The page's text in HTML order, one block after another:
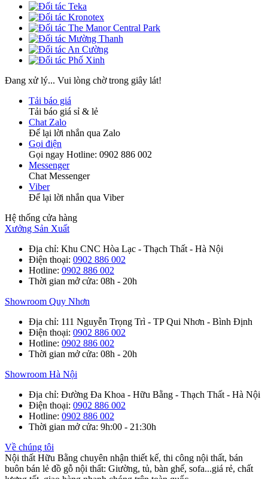
Đang xử lý... Vui lòng chờ trong giây lát!
Tải báo giá
Tải báo giá sỉ & lẻ
Chat Zalo
Để lại lời nhắn qua Zalo
Gọi điện
Gọi ngay Hotline: 0902 886 002
Messenger
Chat Messenger
Viber
Để lại lời nhắn qua Viber
Hệ thống cửa hàng
Xưởng Sản Xuất
Địa chỉ: Khu CNC Hòa Lạc - Thạch Thất - Hà Nội
Điện thoại: 0902 886 002
Hotline: 0902 886 002
Thời gian mở cửa: 08h - 20h
Showroom Quy Nhơn
Địa chỉ: 111 Nguyễn Trọng Trì - TP Qui Nhơn - Bình Định
Điện thoại: 0902 886 002
Hotline: 0902 886 002
Thời gian mở cửa: 08h - 20h
Showroom Hà Nội
Địa chỉ: Đường Đa Khoa - Hữu Bằng - Thạch Thất - Hà Nội
Điện thoại: 0902 886 002
Hotline: 0902 886 002
Thời gian mở cửa: 9h:00 - 21:30h
Về chúng tôi
Nội thất Hữu Bằng chuyên nhận thiết kế, thi công nội thất, bán
buôn bán lẻ đồ gỗ nội thất: Giường, tủ, bàn ghế, sofa...giá rẻ, chất